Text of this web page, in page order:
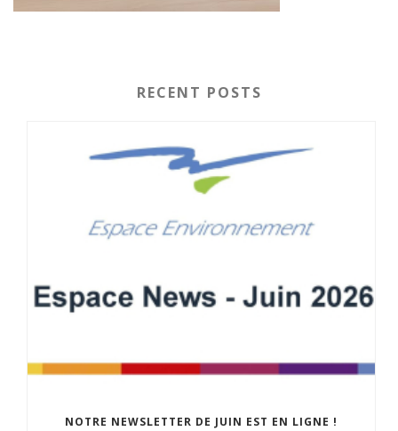
RECENT POSTS
NOTRE NEWSLETTER DE JUIN EST EN LIGNE !